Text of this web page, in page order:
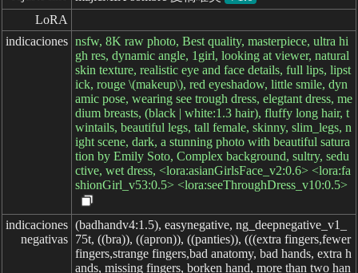
LoRA
indicaciones nsfw, 8K raw photo, Best quality, masterpiece, ultra hi
gh res, dynamic angle, 1girl, looking at viewer, natural
skin texture, realistic eye and face details, full lips, lipst
ick, rouge \(makeup\), red eyeshadow, little smile, dyn
amic pose, wearing see trough dress, elegtant dress, me
dium breasts, (black | white:1.3 hair), fluffy long hair, t
wintails, beautiful legs, tall female, skinny, slim_legs, n
ight scene, dark, a stunning photo with beautiful satura
tion by Emily Soto, Complex background, sultry, sedu
ctive, wet dress, <lora:asianGirlsFace_v2:0.6> <lora:fa
shionGirl_v53:0.5> <lora:seeThroughDress_v10:0.5>
indicaciones
negativas
(badhandv4:1.5), easynegative, ng_deepnegative_v1_
75t, ((bra)), ((apron)), ((panties)), (((extra fingers,fewer
fingers,strange fingers,bad anatomy, bad hands, extra h
ands, missing fingers, borken hand, more than two han